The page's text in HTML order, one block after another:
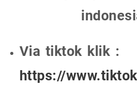
Via tiktok klik :
https://